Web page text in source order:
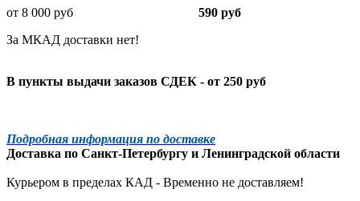
от 8 000 руб 590 руб
За МКАД доставки нет!
В пункты выдачи заказов СДЕК - от 250 руб
Подробная информация по доставке
Доставка по Санкт-Петербургу и Ленинградской области
Курьером в пределах КАД - Временно не доставляем!